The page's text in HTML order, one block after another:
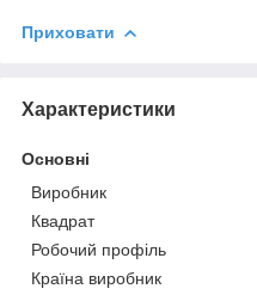
Приховати
Характеристики
Основні
Виробник
Квадрат
Робочий профіль
Країна виробник